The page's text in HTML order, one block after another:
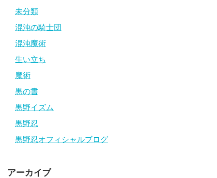
未分類
混沌の騎士団
混沌魔術
生い立ち
魔術
黒の書
黒野イズム
黒野忍
黒野忍オフィシャルブログ
アーカイブ